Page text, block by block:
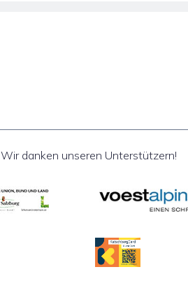
Wir danken unseren Unterstützern!